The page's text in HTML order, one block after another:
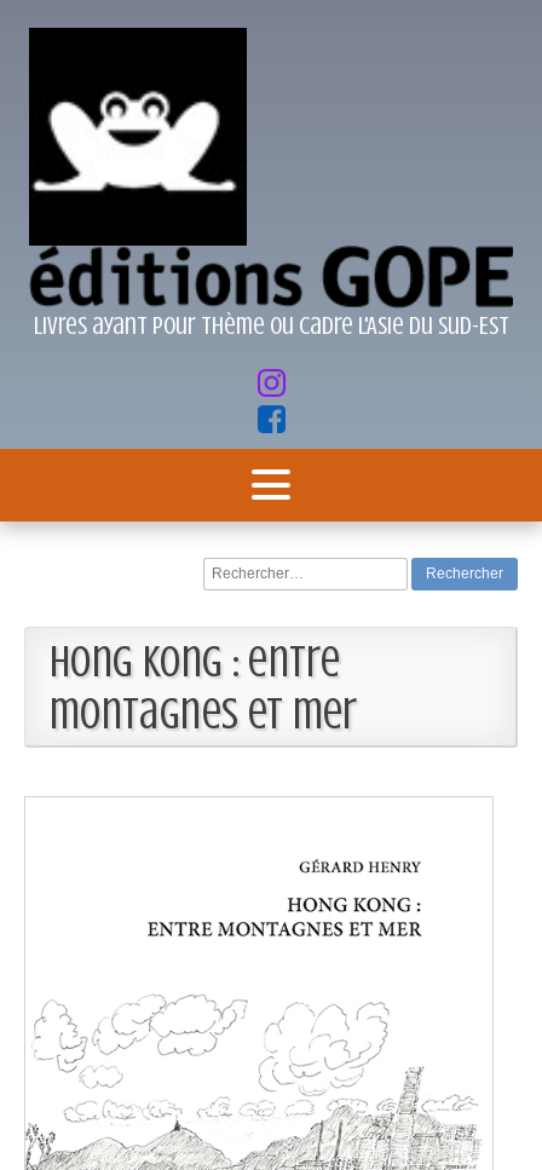
Livres ayant pour thème ou cadre l'Asie du Sud-Est
Rechercher :
Hong Kong : entre
montagnes et mer